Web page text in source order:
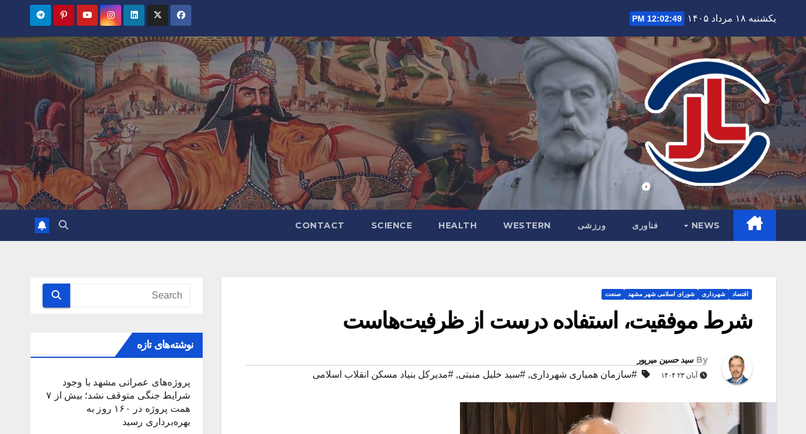
content
یکشنبه ۱۸ مرداد ۱۴۰۵ 12:02:50 PM
NEWS فناوری ورزشی WESTERN
HEALTH
SCIENCE
CONTACT
اقتصاد شهرداری شورای اسلامی شهر مشهد صنعت
شرط موفقیت، استفاده درست از ظرفیت‌هاست
By سید حسین میرپور
آبان ۲۳ ۱۴۰۴ #سازمان همیاری شهرداری‌, #سید خلیل منبتی, #مدیرکل بنیاد مسکن انقلاب اسلامی
نوشته‌های تازه
پروژه‌های عمرانی مشهد با وجود
شرایط جنگی متوقف نشد؛ بیش از ۷
همت پروژه در ۱۶۰ روز به
بهره‌برداری رسید